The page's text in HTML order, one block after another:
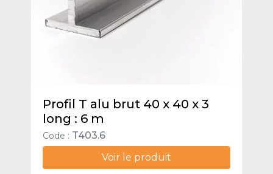
Profil T alu brut 40 x 40 x 3
long : 6 m
Code : T403.6
Voir le produit